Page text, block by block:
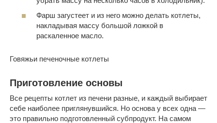
Фарш загустеет и из него можно делать котлеты,
накладывая массу большой ложкой в
раскаленное масло.
Говяжьи печеночные котлеты
Приготовление основы
Все рецепты котлет из печени разные, и каждый выбирает
себе наиболее приглянувшийся. Но основа у всех одна —
это правильно подготовленный субпродукт. На самом